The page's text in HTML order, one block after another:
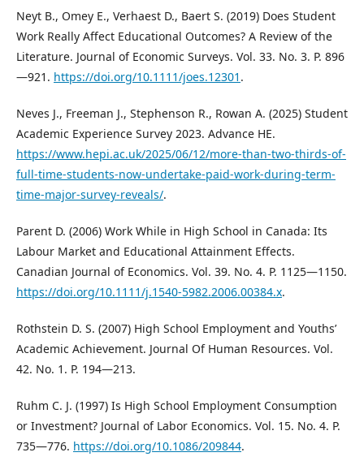
Neyt B., Omey E., Verhaest D., Baert S. (2019) Does Student
Work Really Affect Educational Outcomes? A Review of the
Literature. Journal of Economic Surveys. Vol. 33. No. 3. P. 896
—921. https://doi.org/10.1111/joes.12301 .
Neves J., Freeman J., Stephenson R., Rowan A. (2025) Student
Academic Experience Survey 2023. Advance HE.
https://www.hepi.ac.uk/2025/06/12/more-than-two-thirds-of-
full-time-students-now-undertake-paid-work-during-term-
time-major-survey-reveals/.
Parent D. (2006) Work While in High School in Canada: Its
Labour Market and Educational Attainment Effects.
Canadian Journal of Economics. Vol. 39. No. 4. P. 1125—1150.
https://doi.org/10.1111/j.1540-5982.2006.00384.x.
Rothstein D. S. (2007) High School Employment and Youths’
Academic Achievement. Journal Of Human Resources. Vol.
42. No. 1. P. 194—213.
Ruhm C. J. (1997) Is High School Employment Consumption
or Investment? Journal of Labor Economics. Vol. 15. No. 4. P.
735—776. https://doi.org/10.1086/209844.